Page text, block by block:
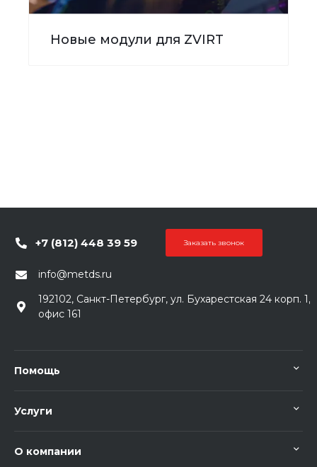
Новые модули для ZVIRT
+7 (812) 448 39 59 Заказать звонок
info@metds.ru
192102, Санкт-Петербург, ул. Бухарестская 24 корп. 1,
офис 161
Помощь
Услуги
О компании